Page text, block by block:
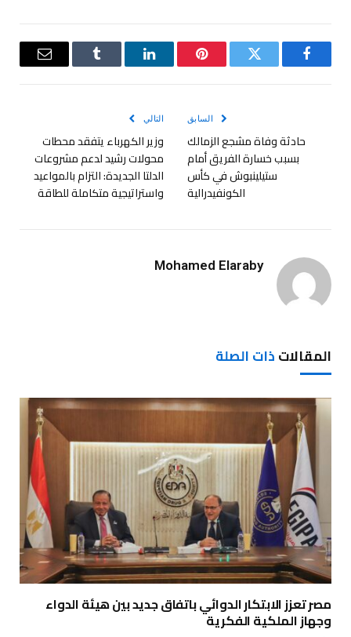
فيسبوك تويتر بينتيريستلينكدإن Tumblr
البريد
السابق
حادثة وفاة مشجع الزمالك
بسبب خسارة الفريق أمام
ستيلينبوش في كأس
الكونفيدرالية
التالي
وزير الكهرباء يتفقد محطات
محولات رشيد لدعم مشروعات
الدلتا الجديدة: التزام بالمواعيد
واستراتيجية متكاملة للطاقة
Mohamed Elaraby
المقالاتذات الصلة
مصر تعزز الابتكار الدوائي باتفاق جديد بين هيئة الدواء
وجهاز الملكية الفكرية